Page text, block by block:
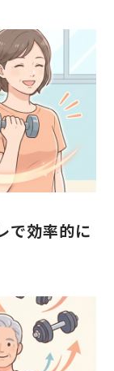
で効率的に